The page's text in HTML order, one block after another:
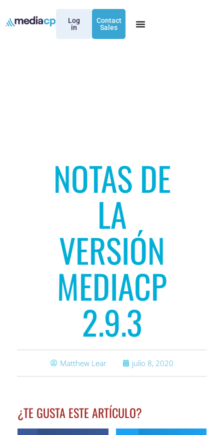
Log
in
Contact
Sales
NOTAS DE
LA
VERSIÓN
MEDIACP
2.9.3
Matthew Lear julio 8, 2020
¿TE GUSTA ESTE ARTÍCULO?